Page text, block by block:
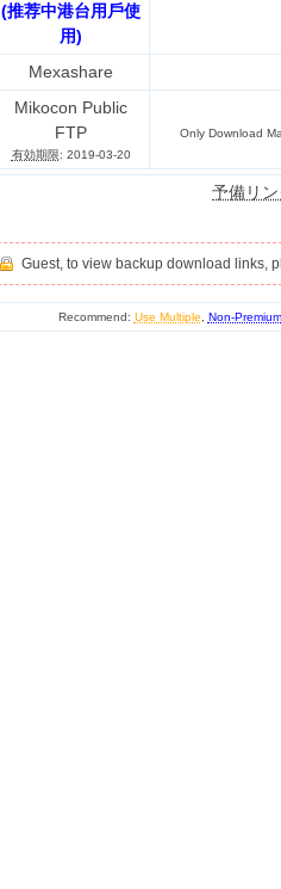
(推荐中港台用戶使
用)
Mexashare
Mikocon Public
FTP
有効期限: 2019-03-20
Only Download
予備リ
Guest, to view backup download links,
Recommend: Use Multiple Non-Premium